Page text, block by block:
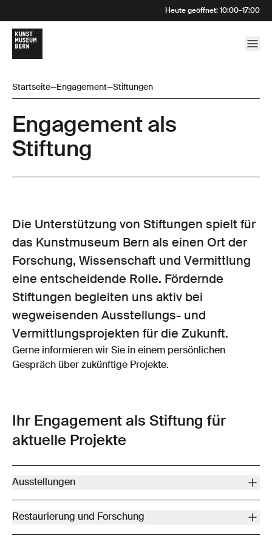
Heute geöffnet: 10:00–17:00
Startseite—Engagement—Stiftungen
Engagement als
Stiftung
Die Unterstützung von Stiftungen spielt für
das Kunstmuseum Bern als einen Ort der
Forschung, Wissenschaft und Vermittlung
eine entscheidende Rolle. Fördernde
Stiftungen begleiten uns aktiv bei
wegweisenden Ausstellungs- und
Vermittlungsprojekten für die Zukunft.
Gerne informieren wir Sie in einem persönlichen
Gespräch über zukünftige Projekte.
Ihr Engagement als Stiftung für
aktuelle Projekte
Ausstellungen
Entdecken Sie die Möglichkeit, das Kunstmuseum Bern bei der
Restaurierung und Forschung